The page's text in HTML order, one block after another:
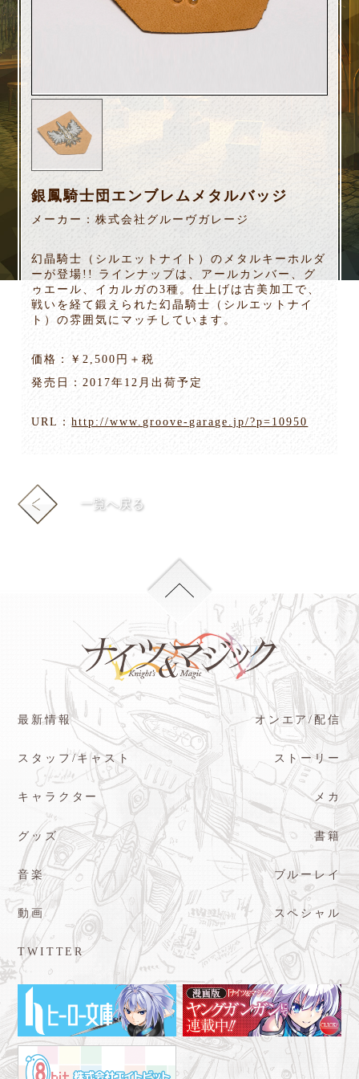
銀鳳騎士団エンブレムメタルバッジ
メーカー：株式会社グルーヴガレージ
幻晶騎士（シルエットナイト）のメタルキーホルダ
ーが登場!! ラインナップは、アールカンバー、グ
ゥエール、イカルガの3種。仕上げは古美加工で、
戦いを経て鍛えられた幻晶騎士（シルエットナイ
ト）の雰囲気にマッチしています。
価格：￥2,500円＋税
発売日：2017年12月出荷予定
URL：http://www.groove-garage.jp/?p=10950
一覧へ戻る
最新情報 オンエア/配信
スタッフ/キャスト ストーリー
キャラクター メカ
グッズ 書籍
音楽 ブルーレイ
動画 スペシャル
TWITTER